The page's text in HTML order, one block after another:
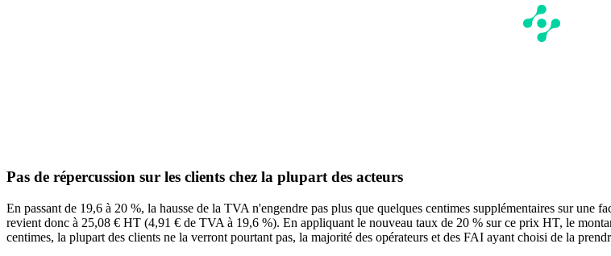
Pas de répercussion sur les clients chez la plupart des acteurs
En passant de 19,6 à 20 %, la hausse de la TVA n'engendre pas plus que quelques centimes supplémentaires sur une
revient donc à 25,08 € HT (4,91 € de TVA à 19,6 %). En appliquant le nouveau taux de 20 % sur ce prix HT, le
centimes, la plupart des clients ne la verront pourtant pas, la majorité des opérateurs et des FAI ayant choisi de la